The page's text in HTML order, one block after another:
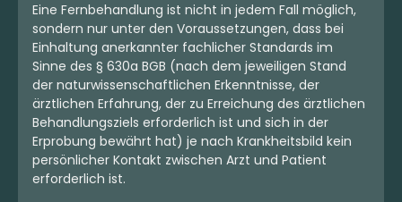
Eine Fernbehandlung ist nicht in jedem Fall möglich,
sondern nur unter den Voraussetzungen, dass bei
Einhaltung anerkannter fachlicher Standards im
Sinne des § 630a BGB (nach dem jeweiligen Stand
der naturwissenschaftlichen Erkenntnisse, der
ärztlichen Erfahrung, der zu Erreichung des ärztlichen
Behandlungsziels erforderlich ist und sich in der
Erprobung bewährt hat) je nach Krankheitsbild kein
persönlicher Kontakt zwischen Arzt und Patient
erforderlich ist.